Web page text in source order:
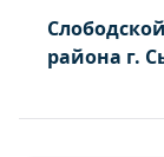
района г.